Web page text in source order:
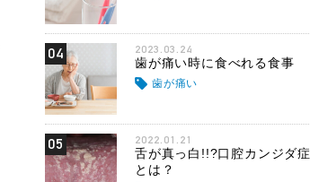
04 2023.03.24
歯が痛い時に食べれる食事
歯が痛い
05 2022.01.21
舌が真っ白!!?口腔カンジダ症
とは？